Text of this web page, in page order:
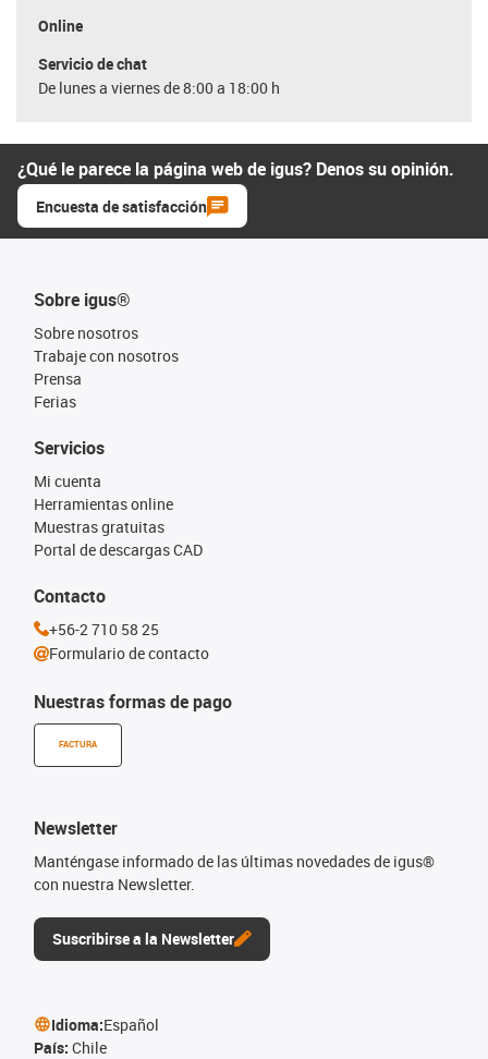
Online
Servicio de chat
De lunes a viernes de 8:00 a 18:00 h
¿Qué le parece la página web de igus? Denos su opinión.
Encuesta de satisfacción
Sobre igus®
Sobre nosotros
Trabaje con nosotros
Prensa
Ferias
Nuestras formas de pago
FACTURA
Servicios
Mi cuenta
Herramientas online
Muestras gratuitas
Portal de descargas CAD
Newsletter
Manténgase informado de las últimas novedades de igus®
con nuestra Newsletter.
Suscribirse a la Newsletter
Contacto
+56-2 710 58 25
Formulario de contacto
Idioma:Español
País: Chile